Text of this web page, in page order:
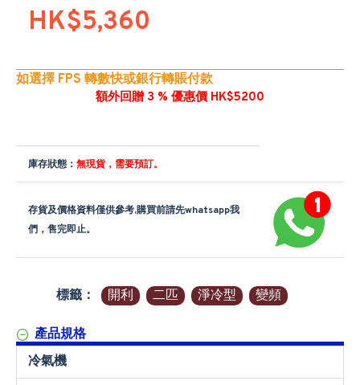
HK$5,360
如選擇 FPS 轉數快或銀行轉賬付款
額外回贈 3 % 優惠價 HK$5200
庫存狀態： 無現貨，需要預訂。
存貨及價格資料僅供參考,購買前請先whatsapp我
們，售完即止。
標籤： 開利 二匹 淨冷型 變頻
產品規格
冷氣機